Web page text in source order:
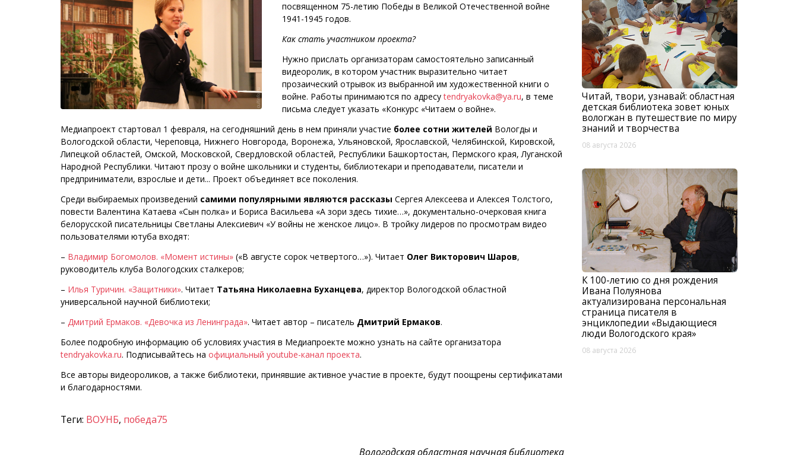
посвященном 75-летию Победы в Великой Отечественной войне
1941-1945 годов.
Как стать участником проекта?
Нужно прислать организаторам самостоятельно записанный
видеоролик, в котором участник выразительно читает
прозаический отрывок из выбранной им художественной книги о
войне. Работы принимаются по адресуtendryakovka@ya.ru, в теме
письма следует указать «Конкурс «Читаем о войне».
Медиапроект стартовал 1 февраля, на сегодняшний день в нем приняли участие более сотни жителей Вологды и
Вологодской области, Череповца, Нижнего Новгорода, Воронежа, Ульяновской, Ярославской, Челябинской, Кировской,
Липецкой областей, Омской, Московской, Свердловской областей, Республики Башкортостан, Пермского края, Луганской
Народной Республики. Читают прозу о войне школьники и студенты, библиотекари и преподаватели, писатели и
предприниматели, взрослые и дети... Проект объединяет все поколения.
Среди выбираемых произведений самими популярными являются рассказы Сергея Алексеева и Алексея Толстого,
повести Валентина Катаева «Сын полка» и Бориса Васильева «А зори здесь тихие…», документально-очерковая книга
белорусской писательницы Светланы Алексиевич «У войны не женское лицо». В тройку лидеров по просмотрам видео
пользователями ютуба входят:
– Владимир Богомолов. «Момент истины» («В августе сорок четвертого…»). Читает Олег Викторович Шаров,
руководитель клуба Вологодских сталкеров;
– Илья Туричин. «Защитники». Читает Татьяна Николаевна Буханцева, директор Вологодской областной
универсальной научной библиотеки;
– Дмитрий Ермаков. «Девочка из Ленинграда». Читает автор – писатель Дмитрий Ермаков.
Более подробную информацию об условиях участия в Медиапроекте можно узнать на сайте организатора
tendryakovka.ru. Подписывайтесь на официальный youtube-канал проекта.
Все авторы видеороликов, а также библиотеки, принявшие активное участие в проекте, будут поощрены сертификатами
и благодарностями.
Теги: ВОУНБ, победа75
Вологодская областная научная библиотека
Читай, твори, узнавай: областная
детская библиотека зовет юных
вологжан в путешествие по миру
знаний и творчества
08 августа 2026
К 100-летию со дня рождения
Ивана Полуянова
актуализирована персональная
страница писателя в
энциклопедии «Выдающиеся
люди Вологодского края»
08 августа 2026